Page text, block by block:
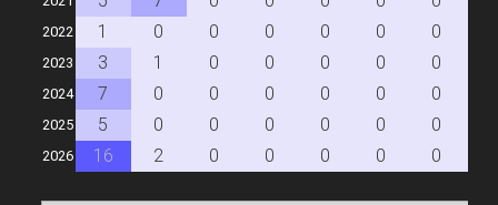
2022 1 0 0 0 0 0 0
2023 3 1 0 0 0 0 0
2024 7 0 0 0 0 0 0
2025 5 0 0 0 0 0 0
2026 16 2 0 0 0 0 0